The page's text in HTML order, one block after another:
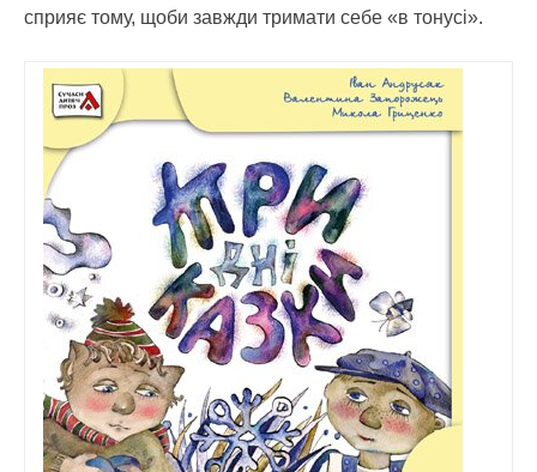
сприяє тому, щоби завжди тримати себе «в тонусі».